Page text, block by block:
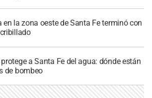
en la zona oeste de Santa Fe terminó con
a Santa Fe del agua: dónde están
de bombeo